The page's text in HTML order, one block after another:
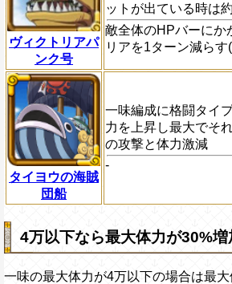
ヴィクトリアパ
ンク号
ットが出ている時は
敵全体のHPバーにか
リアを1ターン減らす
タイヨウの海賊
団船
一味編成に格闘タイ
力を上昇し最大でそ
の攻撃と体力激減
-
4万以下なら最大体力が30%増
一味の最大体力が4万以下の場合は最大